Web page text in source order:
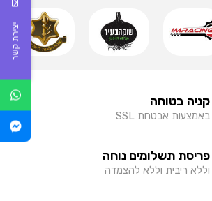
קניה בטוחה
באמצעות אבטחת SSL
פריסת תשלומים נוחה
וללא ריבית וללא להצמדה
יצירת קשר